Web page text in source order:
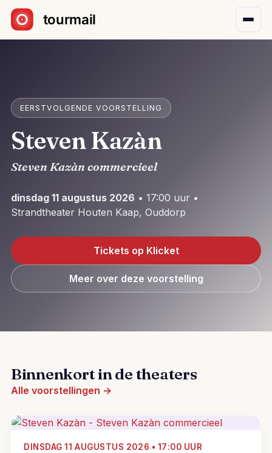
Sla navigatie over
EERSTVOLGENDE VOORSTELLING
Steven Kazàn
Steven Kazàn commercieel
dinsdag 11 augustus 2026 • 17:00 uur •
Strandtheater Houten Kaap, Ouddorp
Tickets op Klicket
Meer over deze voorstelling
Binnenkort in de theaters
Alle voorstellingen →
DINSDAG 11 AUGUSTUS 2026 • 17:00 UUR